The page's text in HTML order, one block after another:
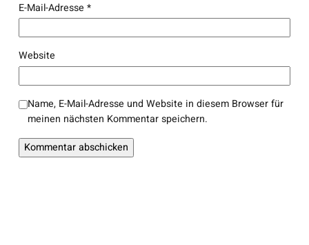
E-Mail-Adresse *
Website
Name, E-Mail-Adresse und Website in diesem Browser für
meinen nächsten Kommentar speichern.